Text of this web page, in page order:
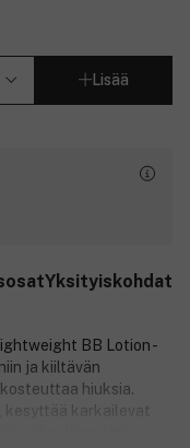
Lisää
Yksityiskohdat
BB Lotion -
ja kiiltävän
hiuksia.
kesyttää karkailevat